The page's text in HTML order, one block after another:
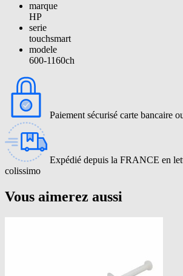
marque
HP
serie
touchsmart
modele
600-1160ch
Paiement sécurisé carte bancaire
Expédié depuis la FRANCE en
colissimo
Vous aimerez aussi